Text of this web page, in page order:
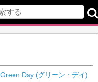
Green Day (グリーン・デイ)